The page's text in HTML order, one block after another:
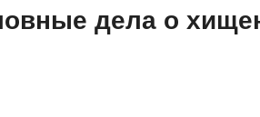
дела о